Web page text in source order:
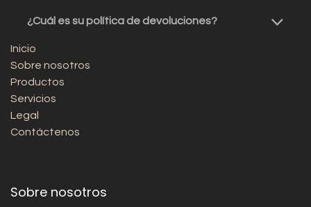
¿Cuál es su política de devoluciones?
Inicio
Sobre nosotros
Productos
Servicios
Legal
Contáctenos
Sobre nosotros